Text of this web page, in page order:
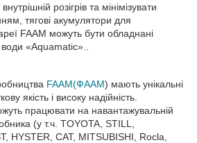
розігрів та мінімізувати
тягові акумулятори для
FAAM можуть бути обладнані
«Aquamatic»..
FAAM(ФААМ) мають унікальні
якість і високу надійність.
працювати на навантажувальній
(у т.ч. TOYOTA, STILL,
HYSTER, CAT, MITSUBISHI, Rocla,